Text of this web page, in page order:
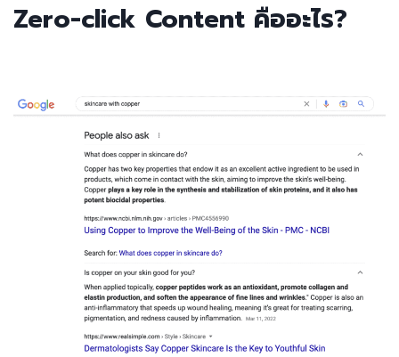
Zero-click Content คืออะไร?